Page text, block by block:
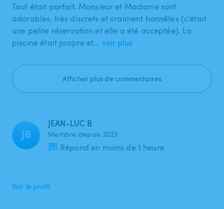
Tout était parfait. Monsieur et Madame sont
adorables, très discrets et vraiment honnêtes (c’était
une petite réservation et elle a été acceptée). La
piscine était propre et… voir plus
Afficher plus de commentaires
JB
JEAN-LUC B
Membre depuis 2023
Répond en moins de 1 heure
Voir le profil